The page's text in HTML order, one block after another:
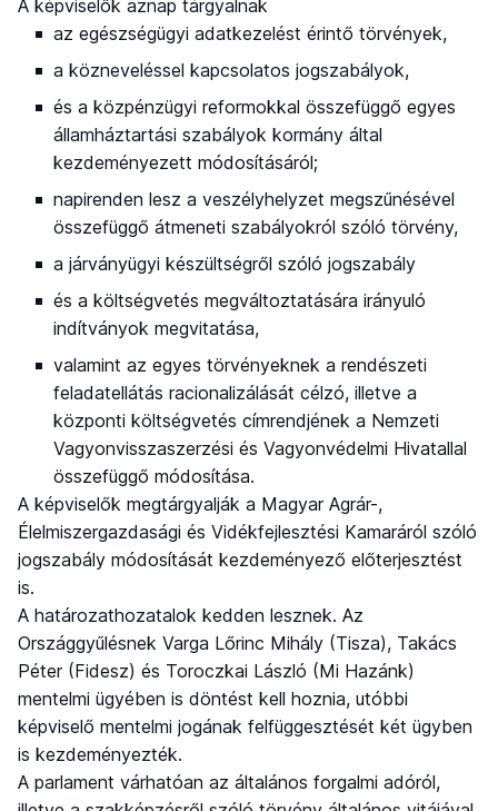
A képviselők aznap tárgyalnak
az egészségügyi adatkezelést érintő törvények,
a közneveléssel kapcsolatos jogszabályok,
és a közpénzügyi reformokkal összefüggő egyes
államháztartási szabályok kormány által
kezdeményezett módosításáról;
napirenden lesz a veszélyhelyzet megszűnésével
összefüggő átmeneti szabályokról szóló törvény,
a járványügyi készültségről szóló jogszabály
és a költségvetés megváltoztatására irányuló
indítványok megvitatása,
valamint az egyes törvényeknek a rendészeti
feladatellátás racionalizálását célzó, illetve a
központi költségvetés címrendjének a Nemzeti
Vagyonvisszaszerzési és Vagyonvédelmi Hivatallal
összefüggő módosítása.
A képviselők megtárgyalják a Magyar Agrár-,
Élelmiszergazdasági és Vidékfejlesztési Kamaráról szóló
jogszabály módosítását kezdeményező előterjesztést
is.
A határozathozatalok kedden lesznek. Az
Országgyűlésnek Varga Lőrinc Mihály (Tisza), Takács
Péter (Fidesz) és Toroczkai László (Mi Hazánk)
mentelmi ügyében is döntést kell hoznia, utóbbi
képviselő mentelmi jogának felfüggesztését két ügyben
is kezdeményezték.
A parlament várhatóan az általános forgalmi adóról,